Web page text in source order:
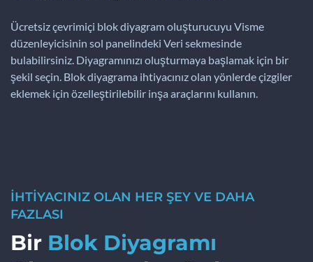
Ücretsiz çevrimiçi blok diyagram oluşturucuyu Visme
düzenleyicisinin sol panelindeki Veri sekmesinde
bulabilirsiniz. Diyagramınızı oluşturmaya başlamak için bir
şekil seçin. Blok diyagrama ihtiyacınız olan yönlerde çizgiler
eklemek için özelleştirilebilir inşa araçlarını kullanın.
İHTİYACINIZ OLAN HER ŞEY VE DAHA
FAZLASI
Bir Blok Diyagramı